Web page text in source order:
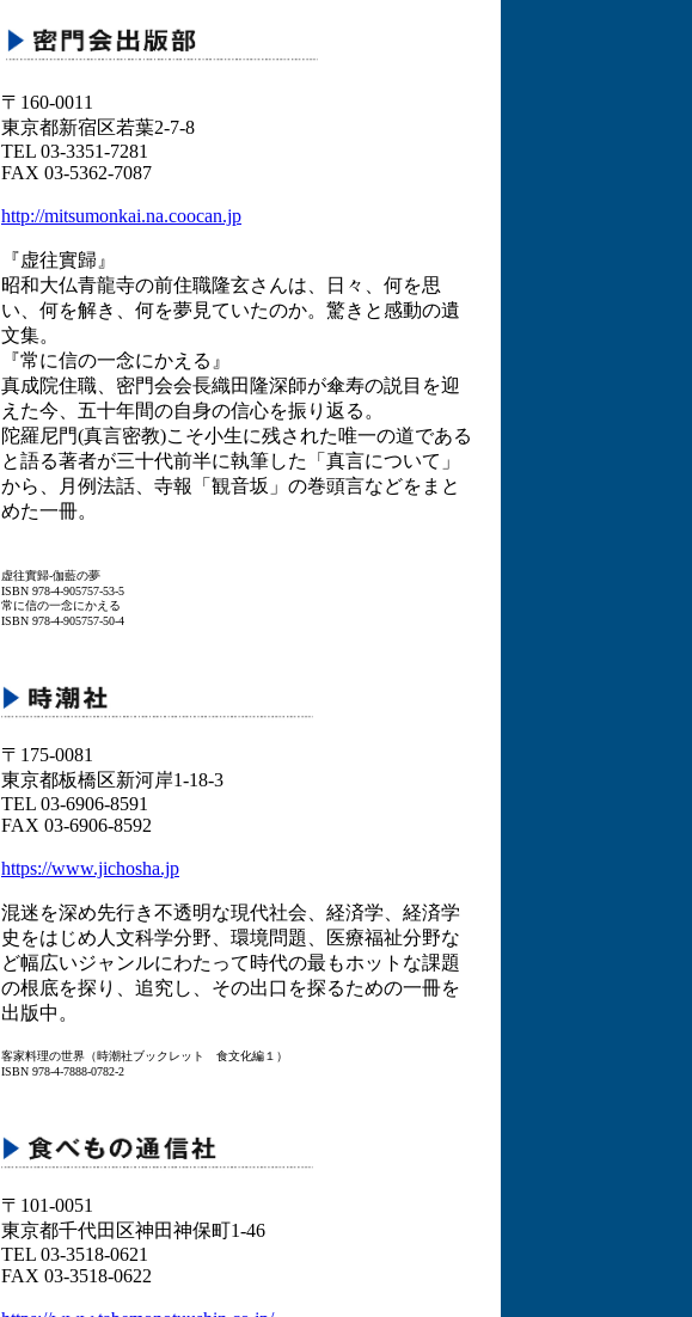
〒160-0011
東京都新宿区若葉2-7-8
TEL 03-3351-7281
FAX 03-5362-7087
http://mitsumonkai.na.coocan.jp
『虚往實歸』
昭和大仏青龍寺の前住職隆玄さんは、日々、何を思
い、何を解き、何を夢見ていたのか。驚きと感動の遺
文集。
『常に信の一念にかえる』
真成院住職、密門会会長織田隆深師が傘寿の説目を迎
えた今、五十年間の自身の信心を振り返る。
陀羅尼門(真言密教)こそ小生に残された唯一の道である
と語る著者が三十代前半に執筆した「真言について」
から、月例法話、寺報「観音坂」の巻頭言などをまと
めた一冊。
虚往實歸-伽藍の夢
ISBN 978-4-905757-53-5
常に信の一念にかえる
ISBN 978-4-905757-50-4
〒175-0081
東京都板橋区新河岸1-18-3
TEL 03-6906-8591
FAX 03-6906-8592
https://www.jichosha.jp
混迷を深め先行き不透明な現代社会、経済学、経済学
史をはじめ人文科学分野、環境問題、医療福祉分野な
ど幅広いジャンルにわたって時代の最もホットな課題
の根底を探り、追究し、その出口を探るための一冊を
出版中。
客家料理の世界（時潮社ブックレット 食文化編１）
ISBN 978-4-7888-0782-2
〒101-0051
東京都千代田区神田神保町1-46
TEL 03-3518-0621
FAX 03-3518-0622